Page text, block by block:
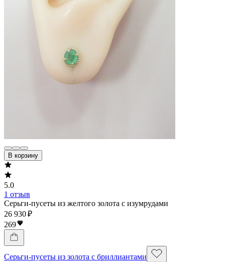
В корзину
5.0
1 отзыв
Серьги-пусеты из желтого золота с изумрудами
26 930 ₽
269
Серьги-пусеты из золота с бриллиантами